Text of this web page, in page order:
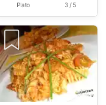
Plato 3 / 5